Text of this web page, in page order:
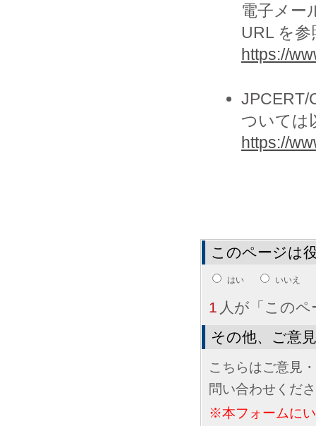
電子メー
URL を
https://
JPCERT/
ついては
https://
このページは
はい いいえ
1 人が「この
その他、ご意
こちらはご意見
問い合わせくだ
※本フォームに